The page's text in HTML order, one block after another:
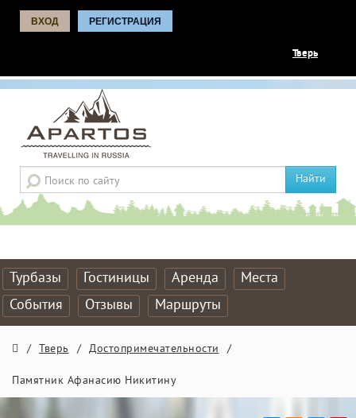
ВХОД РЕГИСТРАЦИЯ
Тверь
Найти
Турбазы Гостиницы Аренда
Места
События
Отзывы Маршруты
/ Тверь / Достопримечательности /
Памятник Афанасию Никитину